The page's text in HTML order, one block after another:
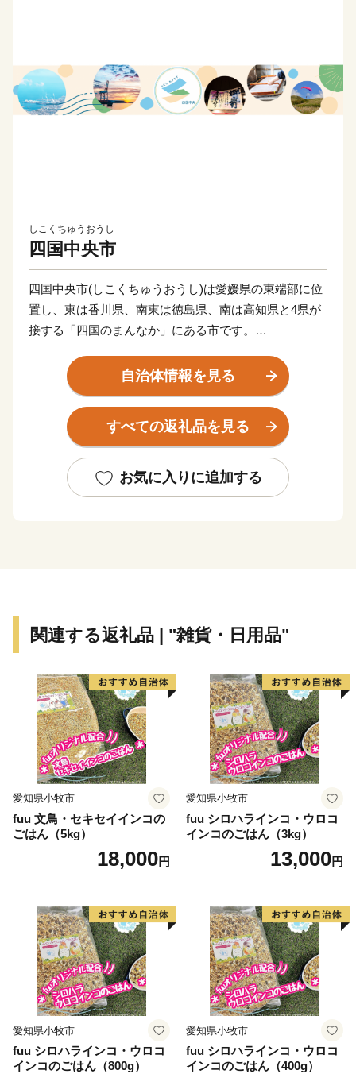
しこくちゅうおうし
四国中央市
四国中央市(しこくちゅうおうし)は愛媛県の東端部に位
置し、東は香川県、南東は徳島県、南は高知県と4県が
接する「四国のまんなか」にある市です。
km、徳島市までは約100 km、大阪市へ約300 km、東京
都まで約800 kmの距離にあります。
古くから「お札と切手以外は何でも揃う」と言われるほ
また、紙・パルプ製品分野における自治体別「製造品出
今後も適正かつ公正な運営に努めて参りますので、どう
します。
自治体情報を見る
すべての返礼品を見る
お気に入りに追加する
関連する返礼品 | "雑貨・日用品"
愛知県小牧市
fuu 文鳥・セキセイインコの
ごはん（5kg）
18,000円
愛知県小牧市
fuu シロハラインコ・ウロコ
インコのごはん（3kg）
13,000円
愛知県小牧市
fuu シロハラインコ・ウロコ
インコのごはん（800g）
愛知県小牧市
fuu シロハラインコ・ウロコ
インコのごはん（400g）